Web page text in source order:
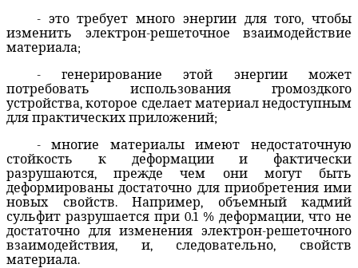
- это требует много энергии для того, чтобы
изменить электрон-решеточное взаимодействие
материала;
- генерирование этой энергии может
потребовать использования громоздкого
устройства, которое сделает материал недоступным
для практических приложений;
- многие материалы имеют недостаточную
стойкость к деформации и фактически
разрушаются, прежде чем они могут быть
деформированы достаточно для приобретения ими
новых свойств. Например, объемный кадмий
сульфит разрушается при 0.1 % деформации, что не
достаточно для изменения электрон-решеточного
взаимодействия, и, следовательно, свойств
материала.